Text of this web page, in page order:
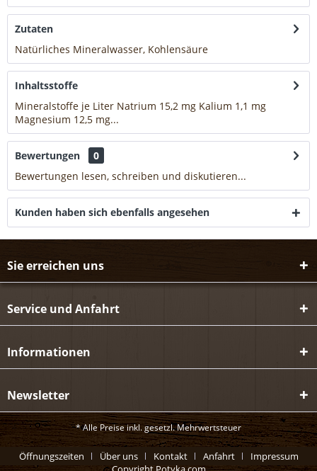
Zutaten
Natürliches Mineralwasser, Kohlensäure
Inhaltsstoffe
Mineralstoffe je Liter Natrium 15,2 mg Kalium 1,1 mg
Magnesium 12,5 mg...
Bewertungen
0
Bewertungen lesen, schreiben und diskutieren...
Kunden haben sich ebenfalls angesehen
Sie erreichen uns
Service und Anfahrt
Informationen
Newsletter
* Alle Preise inkl. gesetzl. Mehrwertsteuer
Öffnungszeiten Über uns Kontakt Anfahrt
Impressum